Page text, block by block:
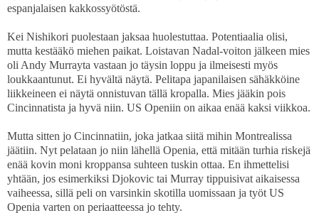
espanjalaisen kakkossyötöstä.
Kei Nishikori puolestaan jaksaa huolestuttaa. Potentiaalia olisi,
mutta kestääkö miehen paikat. Loistavan Nadal-voiton jälkeen mies
oli Andy Murrayta vastaan jo täysin loppu ja ilmeisesti myös
loukkaantunut. Ei hyvältä näytä. Pelitapa japanilaisen sähäkköine
liikkeineen ei näytä onnistuvan tällä kropalla. Mies jääkin pois
Cincinnatista ja hyvä niin. US Openiin on aikaa enää kaksi viikkoa.
Mutta sitten jo Cincinnatiin, joka jatkaa siitä mihin Montrealissa
jäätiin. Nyt pelataan jo niin lähellä Openia, että mitään turhia riskejä
enää kovin moni kroppansa suhteen tuskin ottaa. En ihmettelisi
yhtään, jos esimerkiksi Djokovic tai Murray tippuisivat aikaisessa
vaiheessa, sillä peli on varsinkin skotilla uomissaan ja työt US
Openia varten on periaatteessa jo tehty.